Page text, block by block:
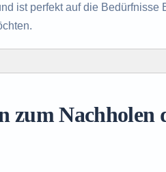
ist perfekt auf die Bedürfnisse
Nachholen